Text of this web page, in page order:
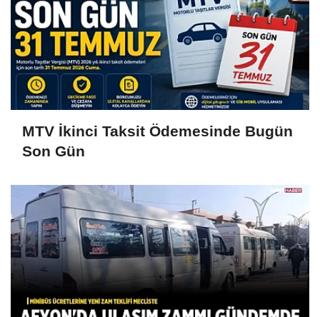
MTV İkinci Taksit Ödemesinde Bugün
Son Gün